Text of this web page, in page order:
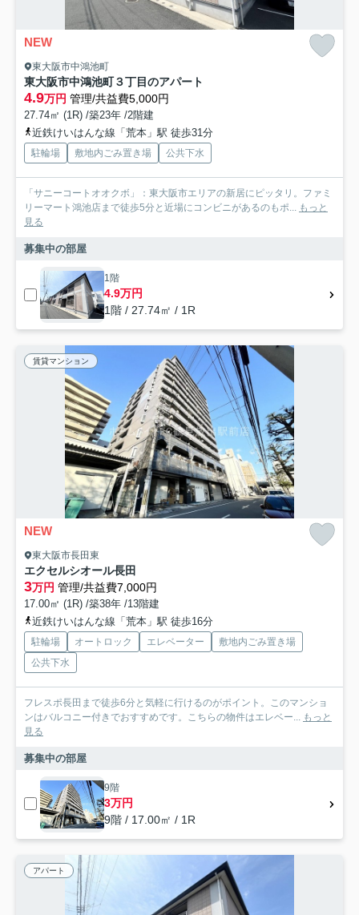
NEW
東大阪市中鴻池町
東大阪市中鴻池町３丁目のアパート
4.9万円 管理/共益費5,000円
27.74㎡ (1R) /築23年 /2階建
近鉄けいはんな線「荒本」駅 徒歩31分
駐輪場 敷地内ごみ置き場 公共下水
「サニーコートオオクボ」：東大阪市エリアの新居にピッタリ。ファミ
リーマート鴻池店まで徒歩5分と近場にコンビニがあるのもポ... もっと
見る
募集中の部屋
1階
4.9万円
1階 / 27.74㎡ / 1R
賃貸マンション
NEW
東大阪市長田東
エクセルシオール長田
3万円 管理/共益費7,000円
17.00㎡ (1R) /築38年 /13階建
近鉄けいはんな線「荒本」駅 徒歩16分
駐輪場 オートロック エレベーター
敷地内ごみ置き場
公共下水
フレスポ長田まで徒歩6分と気軽に行けるのがポイント。このマンショ
ンはバルコニー付きでおすすめです。こちらの物件はエレベー...
もっと
見る
募集中の部屋
9階
3万円
9階 / 17.00㎡ / 1R
アパート